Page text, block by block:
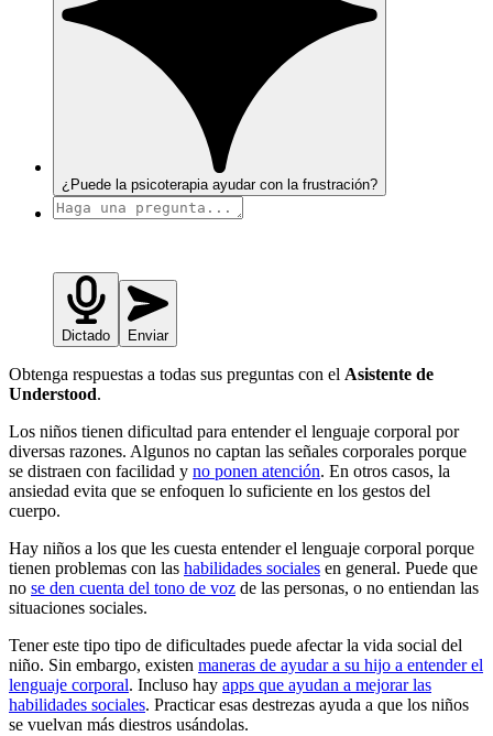
¿Puede la psicoterapia ayudar con la frustración?
Dictado Enviar
Obtenga respuestas a todas sus preguntas con el Asistente de
Understood.
Los niños tienen dificultad para entender el lenguaje corporal por
diversas razones. Algunos no captan las señales corporales porque
se distraen con facilidad y no ponen atención. En otros casos, la
ansiedad evita que se enfoquen lo suficiente en los gestos del
cuerpo.
Hay niños a los que les cuesta entender el lenguaje corporal porque
tienen problemas con las habilidades sociales en general. Puede que
no se den cuenta del tono de voz de las personas, o no entiendan las
situaciones sociales.
Tener este tipo tipo de dificultades puede afectar la vida social del
niño. Sin embargo, existen maneras de ayudar a su hijo a entender el
lenguaje corporal. Incluso hay apps que ayudan a mejorar las
habilidades sociales. Practicar esas destrezas ayuda a que los niños
se vuelvan más diestros usándolas.